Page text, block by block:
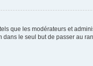
que les modérateurs et
le seul but de passer au